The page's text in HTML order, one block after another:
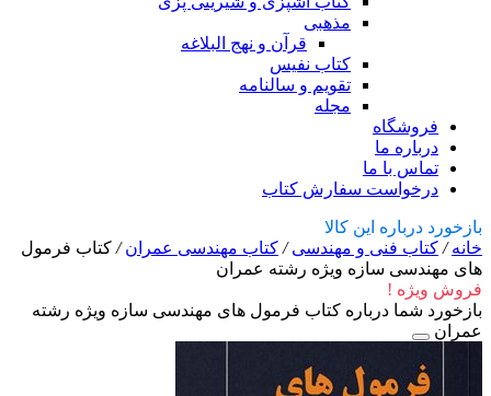
مذهبی
قرآن و نهج البلاغه
کتاب نفیس
تقویم و سالنامه
مجله
فروشگاه
درباره ما
تماس با ما
درخواست سفارش کتاب
بازخورد درباره این کالا
خانه/ کتاب فنی و مهندسی/ کتاب مهندسی عمران/ کتاب فرمول
های مهندسی سازه ویژه رشته عمران
فروش ویژه !
بازخورد شما درباره کتاب فرمول های مهندسی سازه ویژه رشته
عمران